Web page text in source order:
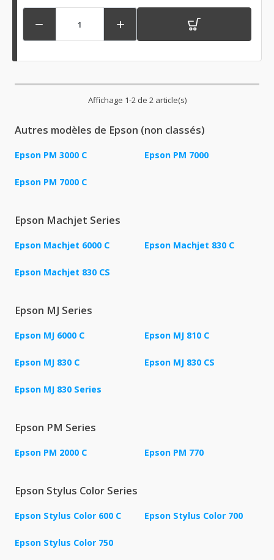
 
Affichage 1-2 de 2 article(s)
Autres modèles de Epson (non classés)
Epson PM 3000 C Epson PM 7000
Epson PM 7000 C
Epson Machjet Series
Epson Machjet 6000 C Epson Machjet 830 C
Epson Machjet 830 CS
Epson MJ Series
Epson MJ 6000 C Epson MJ 810 C
Epson MJ 830 C Epson MJ 830 CS
Epson MJ 830 Series
Epson PM Series
Epson PM 2000 C Epson PM 770
Epson Stylus Color Series
Epson Stylus Color 600 C Epson Stylus Color 700
Epson Stylus Color 750